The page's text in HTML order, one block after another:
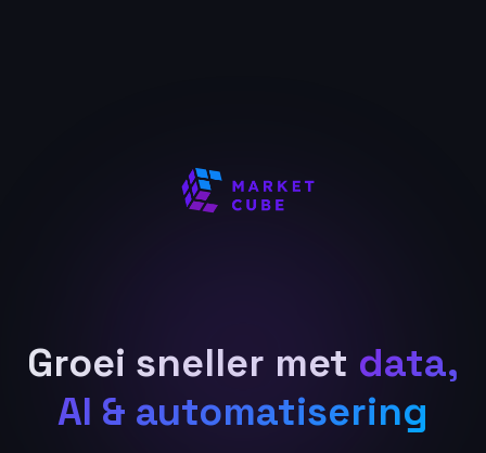
Groei sneller met data,
AI & automatisering